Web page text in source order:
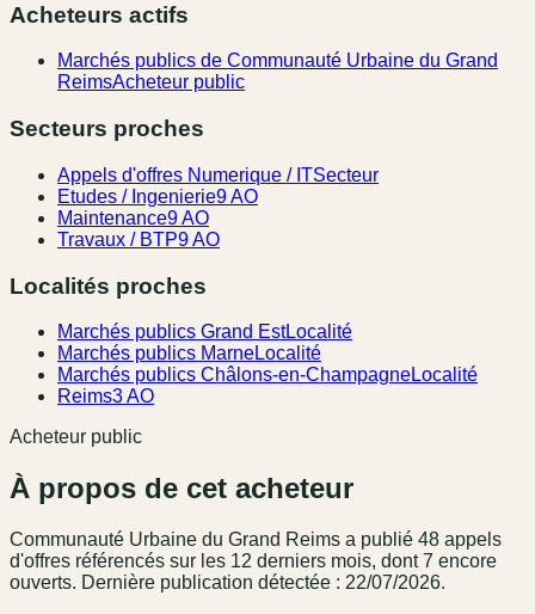
Acheteurs actifs
Marchés publics de Communauté Urbaine du Grand
ReimsAcheteur public
Secteurs proches
Appels d'offres Numerique / ITSecteur
Etudes / Ingenierie9 AO
Maintenance9 AO
Travaux / BTP9 AO
Localités proches
Marchés publics Grand EstLocalité
Marchés publics MarneLocalité
Marchés publics Châlons-en-ChampagneLocalité
Reims3 AO
Acheteur public
À propos de cet acheteur
Communauté Urbaine du Grand Reims a publié 48 appel s
d'offres référencés sur les 12 derniers mois, dont 7 encore
ouverts. Dernière publication détectée : 22/07/2026.